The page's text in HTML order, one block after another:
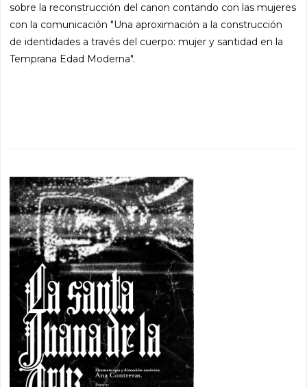
sobre la reconstrucción del canon contando con las mujeres
con la comunicación "Una aproximación a la construcción
de identidades a través del cuerpo: mujer y santidad en la
Temprana Edad Moderna".